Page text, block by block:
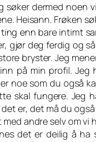
dermed noen
Heisann. Frøken
ting enn bare intimt
gjør deg ferdig og
bryster. Jeg
på min profil.
noe som du også
skal fungere. Jeg
er, det må du
andre selv om vi
det er deilig å ha